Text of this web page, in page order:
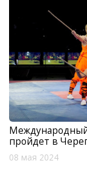
Международный
пройдет в
08 мая 2024